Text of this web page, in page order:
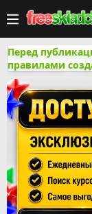
Перед
правилами